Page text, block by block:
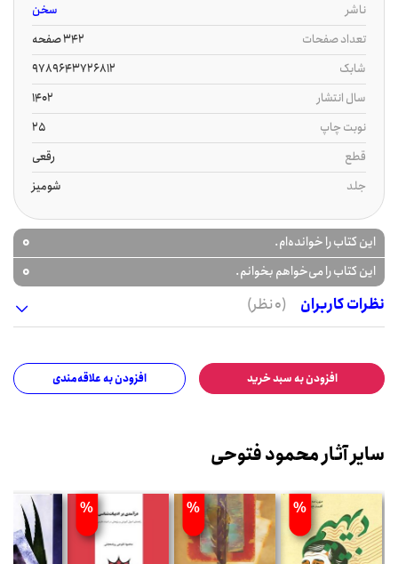
ناشر
سخن
تعداد صفحات
342 صفحه
شابک
9789643726812
سال انتشار
1402
نوبت چاپ
25
قطع
رقعی
جلد
شومیز
این کتاب را خوانده‌ام. 0
این کتاب را می‌خواهم بخوانم.
0
نظرات کاربران
(0 نظر)
افزودن به سبد خرید افزودن به علاقه‌مندی
سایر آثار محمود فتوحی
%
%
%